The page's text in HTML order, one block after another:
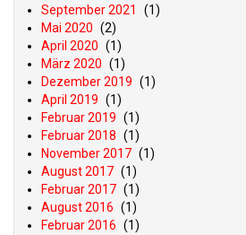
September 2021
(1)
Mai 2020 (2)
April 2020 (1)
März 2020 (1)
Dezember 2019 (1)
April 2019 (1)
Februar 2019 (1)
Februar 2018 (1)
November 2017 (1)
August 2017 (1)
Februar 2017 (1)
August 2016 (1)
Februar 2016 (1)